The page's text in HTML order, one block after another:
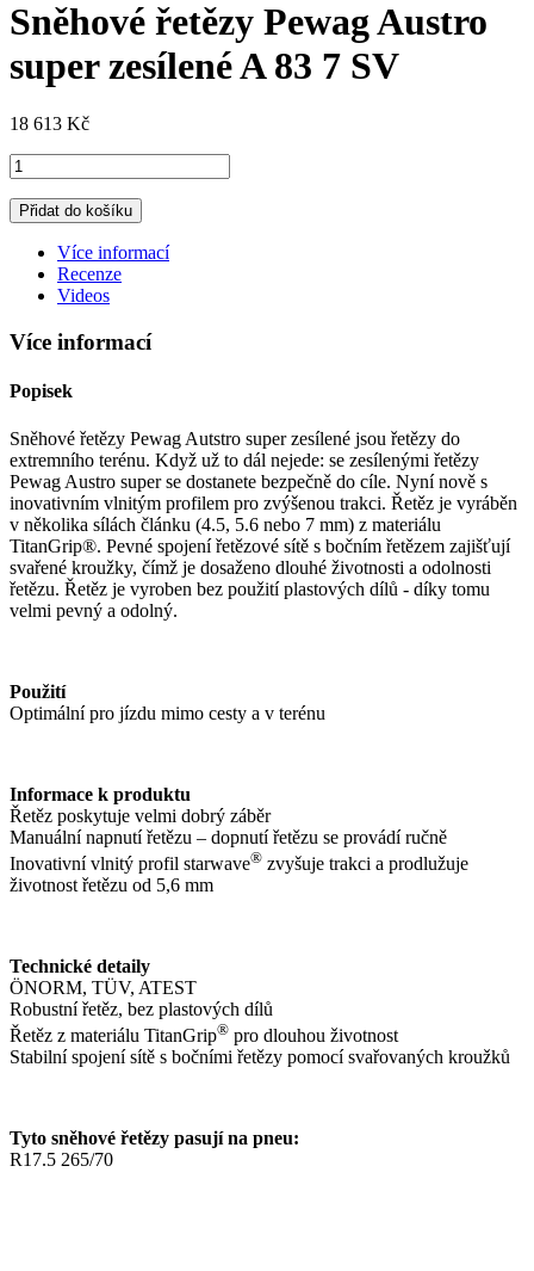
Sněhové řetězy Pewag Austro
super zesílené A 83 7 SV
18 613 Kč
Přidat do košíku
Více informací
Recenze
Videos
Více informací
Popisek
Sněhové řetězy Pewag Autstro super zesílené jsou řetězy do
extremního terénu. Když už to dál nejede: se zesílenými řetězy
Pewag Austro super se dostanete bezpečně do cíle. Nyní nově s
inovativním vlnitým profilem pro zvýšenou trakci. Řetěz je vyráběn
v několika sílách článku (4.5, 5.6 nebo 7 mm) z materiálu
TitanGrip®. Pevné spojení řetězové sítě s bočním řetězem zajišťují
svařené kroužky, čímž je dosaženo dlouhé životnosti a odolnosti
řetězu. Řetěz je vyroben bez použití plastových dílů - díky tomu
velmi pevný a odolný.
Použití
Optimální pro jízdu mimo cesty a v terénu
Informace k produktu
Řetěz poskytuje velmi dobrý záběr
Manuální napnutí řetězu – dopnutí řetězu se provádí ručně
Inovativní vlnitý profil starwave® zvyšuje trakci a prodlužuje
životnost řetězu od 5,6 mm
Technické detaily
ÖNORM, TÜV, ATEST
Robustní řetěz, bez plastových dílů
Řetěz z materiálu TitanGrip® pro dlouhou životnost
Stabilní spojení sítě s bočními řetězy pomocí svařovaných kroužků
Tyto sněhové řetězy pasují na pneu:
R17.5 265/70